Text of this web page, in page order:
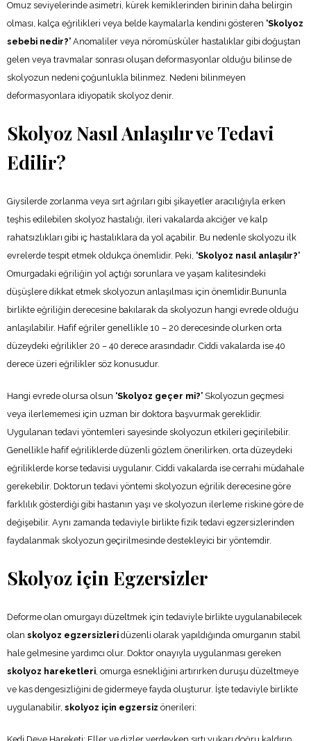
Omuz seviyelerinde asimetri, kürek kemiklerinden birinin daha belirgin
olması, kalça eğrilikleri veya belde kaymalarla kendini gösteren ‘Skolyoz
sebebi nedir?’ Anomaliler veya nöromüsküler hastalıklar gibi doğuştan
gelen veya travmalar sonrası oluşan deformasyonlar olduğu bilinse de
skolyozun nedeni çoğunlukla bilinmez. Nedeni bilinmeyen
deformasyonlara idiyopatik skolyoz denir.
Skolyoz Nasıl Anlaşılır ve Tedavi
Edilir?
Giysilerde zorlanma veya sırt ağrıları gibi şikayetler aracılığıyla erken
teşhis edilebilen skolyoz hastalığı, ileri vakalarda akciğer ve kalp
rahatsızlıkları gibi iç hastalıklara da yol açabilir. Bu nedenle skolyozu ilk
evrelerde tespit etmek oldukça önemlidir. Peki, ‘Skolyoz nasıl anlaşılır?’
Omurgadaki eğriliğin yol açtığı sorunlara ve yaşam kalitesindeki
düşüşlere dikkat etmek skolyozun anlaşılması için önemlidir.Bununla
birlikte eğriliğin derecesine bakılarak da skolyozun hangi evrede olduğu
anlaşılabilir. Hafif eğriler genellikle 10 – 20 derecesinde olurken orta
düzeydeki eğrilikler 20 – 40 derece arasındadır. Ciddi vakalarda ise 40
derece üzeri eğrilikler söz konusudur.
Hangi evrede olursa olsun ‘Skolyoz geçer mi?’ Skolyozun geçmesi
veya ilerlememesi için uzman bir doktora başvurmak gereklidir.
Uygulanan tedavi yöntemleri sayesinde skolyozun etkileri geçirilebilir.
Genellikle hafif eğriliklerde düzenli gözlem önerilirken, orta düzeydeki
eğriliklerde korse tedavisi uygulanır. Ciddi vakalarda ise cerrahi müdahale
gerekebilir. Doktorun tedavi yöntemi skolyozun eğrilik derecesine göre
farklılık gösterdiği gibi hastanın yaşı ve skolyozun ilerleme riskine göre de
değişebilir. Aynı zamanda tedaviyle birlikte fizik tedavi egzersizlerinden
faydalanmak skolyozun geçirilmesinde destekleyici bir yöntemdir.
Skolyoz için Egzersizler
Deforme olan omurgayı düzeltmek için tedaviyle birlikte uygulanabilecek
olan skolyoz egzersizleri düzenli olarak yapıldığında omurganın stabil
hale gelmesine yardımcı olur. Doktor onayıyla uygulanması gereken
skolyoz hareketleri , omurga esnekliğini artırırken duruşu düzeltmeye
ve kas dengesizliğini de gidermeye fayda oluşturur. İşte tedaviyle birlikte
uygulanabilir, skolyoz için egzersiz önerileri: